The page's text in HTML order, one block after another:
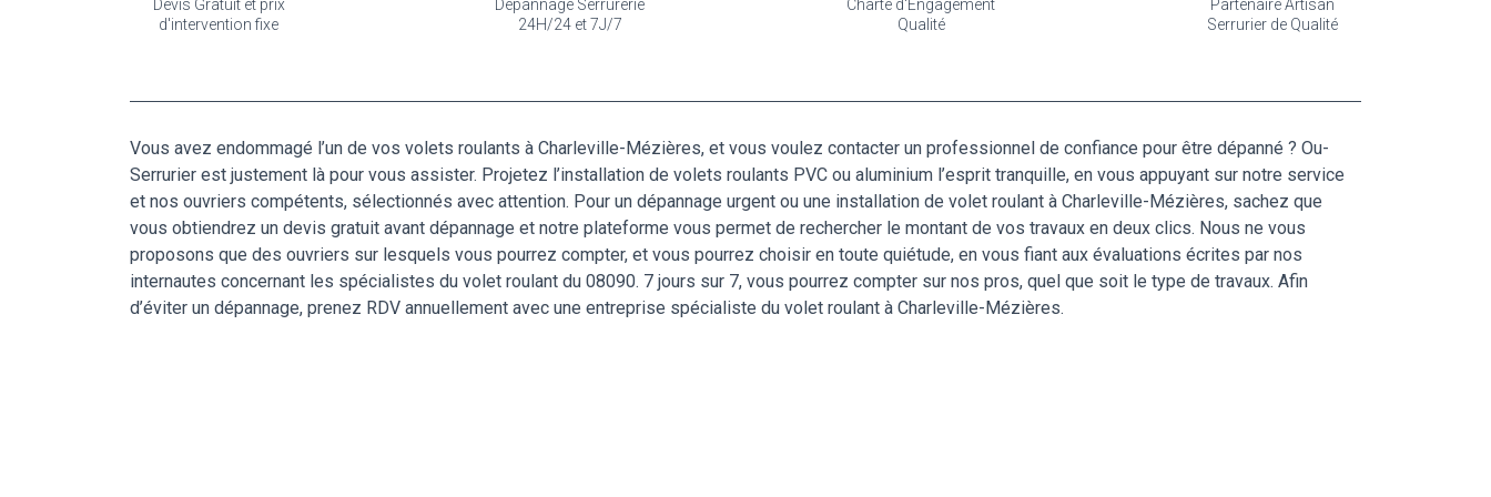
Devis Gratuit et prix
d'intervention fixe
Dépannage Serrurerie
24H/24 et 7J/7
Charte d'Engagement
Qualité
Partenaire Artisan
Serrurier de Qualité
Vous avez endommagé l’un de vos volets roulants à Charleville-Mézières, et vous voulez contacter un professionnel de confiance pour être dépanné ? Ou-
Serrurier est justement là pour vous assister. Projetez l’installation de volets roulants PVC ou aluminium l’esprit tranquille, en vous appuyant sur notre service
et nos ouvriers compétents, sélectionnés avec attention. Pour un dépannage urgent ou une installation de volet roulant à Charleville-Mézières, sachez que
vous obtiendrez un devis gratuit avant dépannage et notre plateforme vous permet de rechercher le montant de vos travaux en deux clics. Nous ne vous
proposons que des ouvriers sur lesquels vous pourrez compter, et vous pourrez choisir en toute quiétude, en vous fiant aux évaluations écrites par nos
internautes concernant les spécialistes du volet roulant du 08090. 7 jours sur 7, vous pourrez compter sur nos pros, quel que soit le type de travaux. Afin
d’éviter un dépannage, prenez RDV annuellement avec une entreprise spécialiste du volet roulant à Charleville-Mézières.